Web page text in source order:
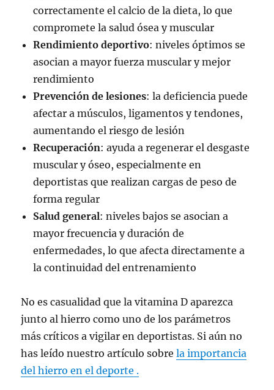
correctamente el calcio de la dieta, lo que
compromete la salud ósea y muscular
Rendimiento deportivo: niveles óptimos se
asocian a mayor fuerza muscular y mejor
rendimiento
Prevención de lesiones: la deficiencia puede
afectar a músculos, ligamentos y tendones,
aumentando el riesgo de lesión
Recuperación: ayuda a regenerar el desgaste
muscular y óseo, especialmente en
deportistas que realizan cargas de peso de
forma regular
Salud general: niveles bajos se asocian a
mayor frecuencia y duración de
enfermedades, lo que afecta directamente a
la continuidad del entrenamiento
No es casualidad que la vitamina D aparezca
junto al hierro como uno de los parámetros
más críticos a vigilar en deportistas. Si aún no
has leído nuestro artículo sobrela importancia
del hierro en el deporte .